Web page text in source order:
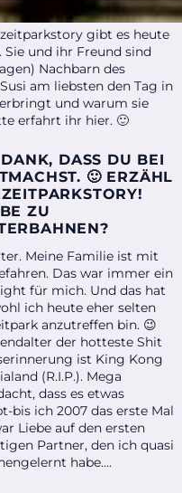
gibt es heute
Sie und ihr Freund sind
Nachbarn des
am liebsten den Tag in
und warum sie
erfahrt ihr hier. 🙂
DASS DU BEI
🙂 ERZÄHL
ZU
Meine Familie ist mit
Das war immer ein
für mich. Und das hat
ich heute eher selten
anzutreffen bin. 😉
der hotteste Shit
ist King Kong
(R.I.P.). Mega
dass es etwas
bis ich 2007 das erste Mal
Liebe auf den ersten
Partner, den ich quasi
habe….